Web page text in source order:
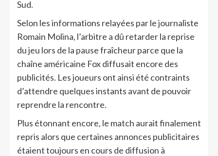
Sud.
Selon les informations relayées par le journaliste
Romain Molina, l’arbitre a dû retarder la reprise
du jeu lors de la pause fraîcheur parce que la
chaîne américaine Fox diffusait encore des
publicités. Les joueurs ont ainsi été contraints
d’attendre quelques instants avant de pouvoir
reprendre la rencontre.
Plus étonnant encore, le match aurait finalement
repris alors que certaines annonces publicitaires
étaient toujours en cours de diffusion à